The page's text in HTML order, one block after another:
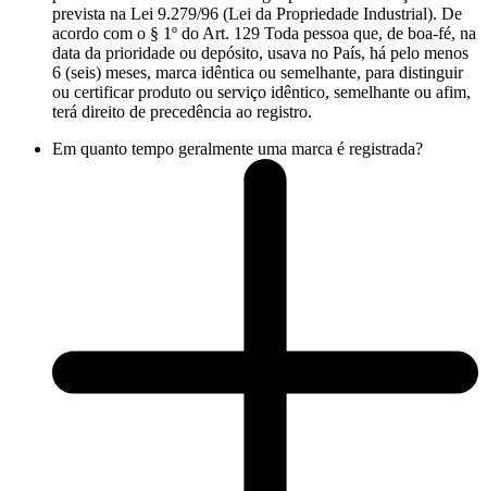
prevista na Lei 9.279/96 (Lei da Propriedade Industrial). De
acordo com o § 1º do Art. 129 Toda pessoa que, de boa-fé, na
data da prioridade ou depósito, usava no País, há pelo menos
6 (seis) meses, marca idêntica ou semelhante, para distinguir
ou certificar produto ou serviço idêntico, semelhante ou afim,
terá direito de precedência ao registro.
Em quanto tempo geralmente uma marca é registrada?